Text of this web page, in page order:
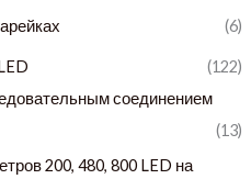
(6)
(122)
соединением
(13)
200, 480, 800 LED на